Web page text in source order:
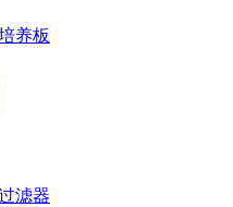
养板
滤器